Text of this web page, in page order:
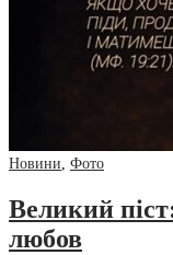
Новини, Фото
Великий
любов